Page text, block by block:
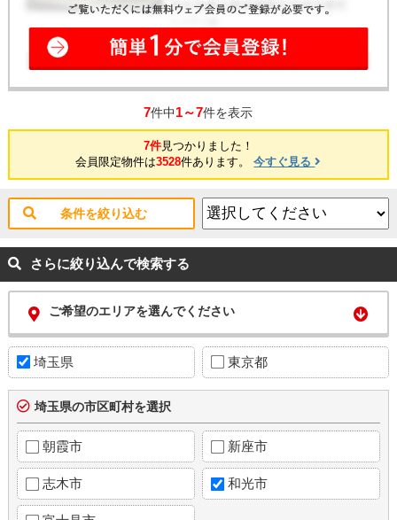
7件中1～7件を表示
7件見つかりました！
会員限定物件は3528件あります。今すぐ見る
条件を絞り込む
さらに絞り込んで検索する
ご希望のエリアを選んでください
埼玉県 東京都
埼玉県の市区町村を選択
朝霞市 新座市
志木市 和光市